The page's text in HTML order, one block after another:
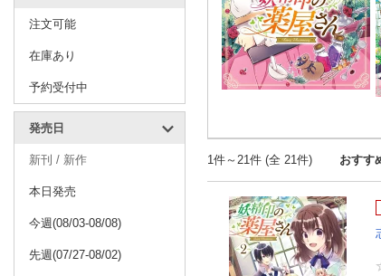
注文可能
在庫あり
予約受付中
発売日
新刊 / 新作
本日発売
今週(08/03-08/08)
先週(07/27-08/02)
1件～21件 (全 21件) おすす